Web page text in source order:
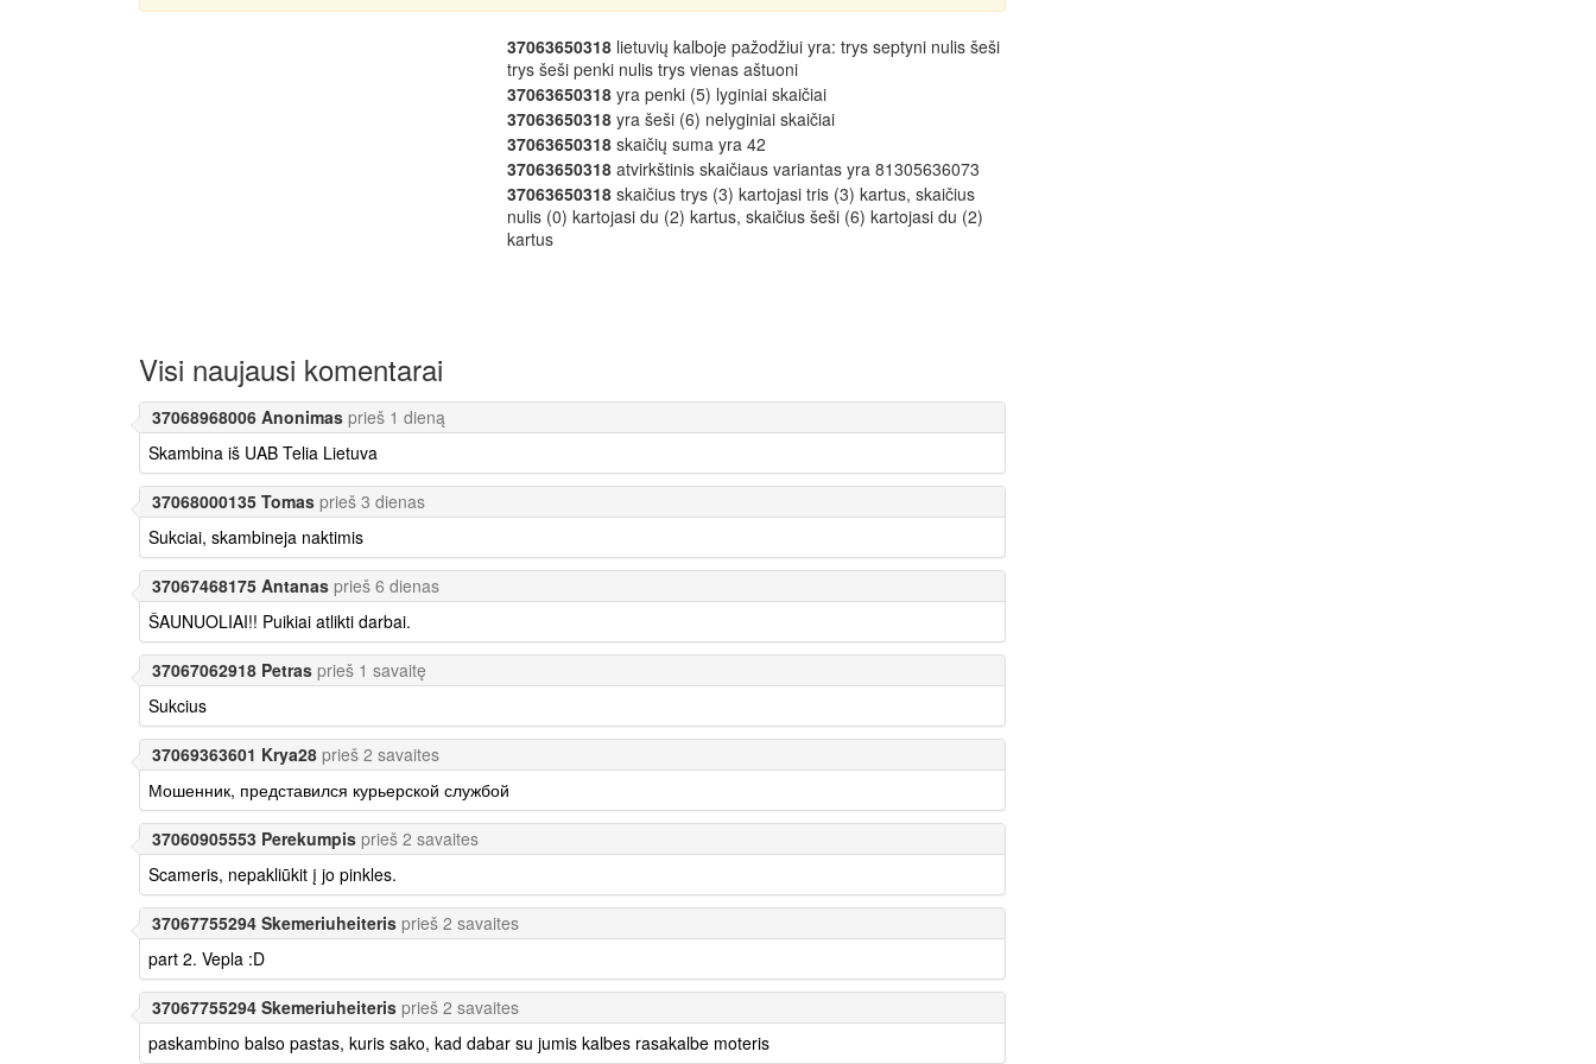
37063650318 lietuvių kalboje pažodžiui yra: trys septyni nulis šeši
trys šeši penki nulis trys vienas aštuoni
37063650318 yra penki (5) lyginiai skaičiai
37063650318 yra šeši (6) nelyginiai skaičiai
37063650318 skaičių suma yra 42
37063650318 atvirkštinis skaičiaus variantas yra 81305636073
37063650318 skaičius trys (3) kartojasi tris (3) kartus, skaičius
nulis (0) kartojasi du (2) kartus, skaičius šeši (6) kartojasi du (2)
kartus
Visi naujausi komentarai
37068968006 Anonimas prieš 1 dieną
Skambina iš UAB Telia Lietuva
37068000135 Tomas prieš 3 dienas
Sukciai, skambineja naktimis
37067468175 Antanas prieš 6 dienas
ŠAUNUOLIAI!! Puikiai atlikti darbai.
37067062918 Petras prieš 1 savaitę
Sukcius
37069363601 Krya28 prieš 2 savaites
Мошенник, представился курьерской службой
37060905553 Perekumpis prieš 2 savaites
Scameris, nepakliūkit į jo pinkles.
37067755294 Skemeriuheiteris prieš 2 savaites
part 2. Vepla :D
37067755294 Skemeriuheiteris prieš 2 savaites
paskambino balso pastas, kuris sako, kad dabar su jumis kalbes rasakalbe moteris